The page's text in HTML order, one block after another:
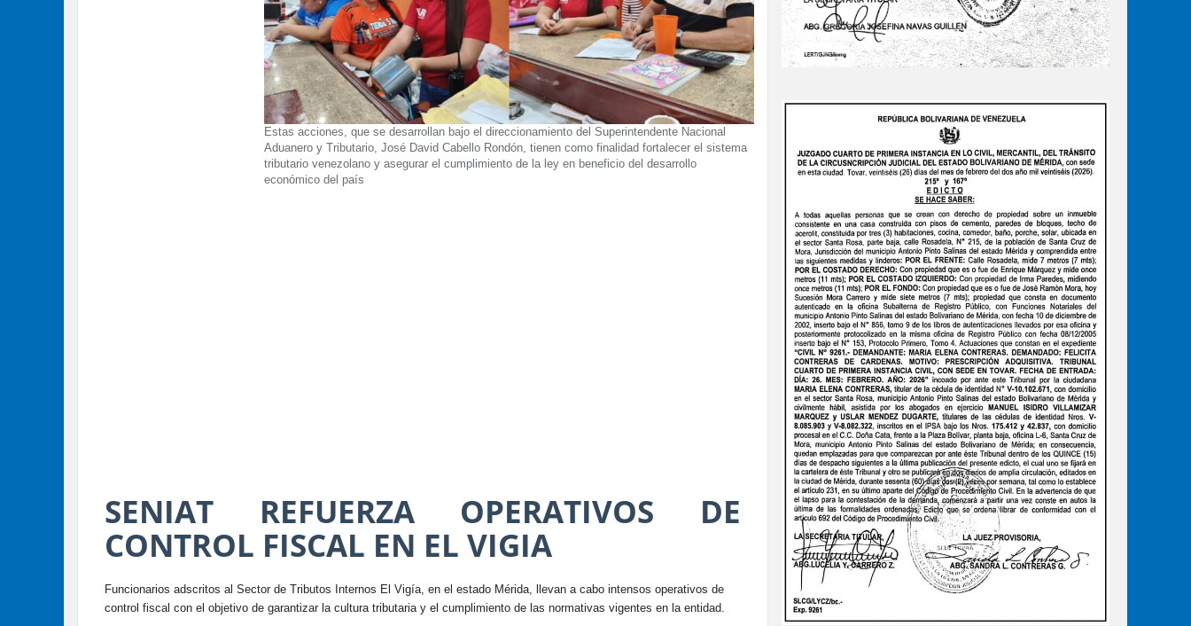
Estas acciones, que se desarrollan bajo el direccionamiento del Superintendente Nacional
Aduanero y Tributario, José David Cabello Rondón, tienen como finalidad fortalecer el sistema
tributario venezolano y asegurar el cumplimiento de la ley en beneficio del desarrollo
económico del país
SENIAT REFUERZA OPERATIVOS DE
CONTROL FISCAL EN EL VIGIA
Funcionarios adscritos al Sector de Tributos Internos El Vigía, en el estado Mérida, llevan a cabo intensos operativos de
control fiscal con el objetivo de garantizar la cultura tributaria y el cumplimiento de las normativas vigentes en la entidad.